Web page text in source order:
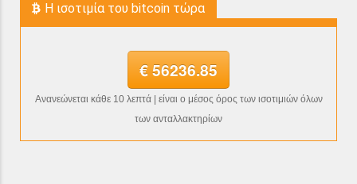
H ισοτιμία του bitcoin τώρα
€ 56236.85
Ανανεώνεται κάθε 10 λεπτά | είναι ο μέσος όρος των ισοτιμιών όλων
των ανταλλακτηρίων